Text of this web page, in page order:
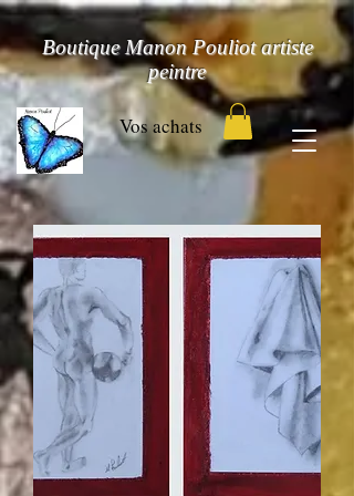
Boutique Manon Pouliot artiste
peintre
Vos achats